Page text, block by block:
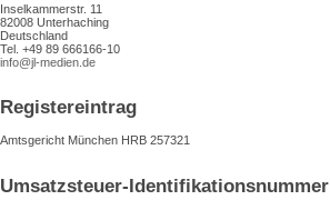
Inselkammerstr. 11
82008 Unterhaching
Deutschland
Tel. +49 89 666166-10
info@jl-medien.de
Registereintrag
Amtsgericht München HRB 257321
Umsatzsteuer-Identifikationsnummer